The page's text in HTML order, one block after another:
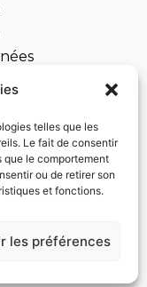
telles que les
Le fait de consentir
que le comportement
ou de retirer son
et fonctions.
les préférences